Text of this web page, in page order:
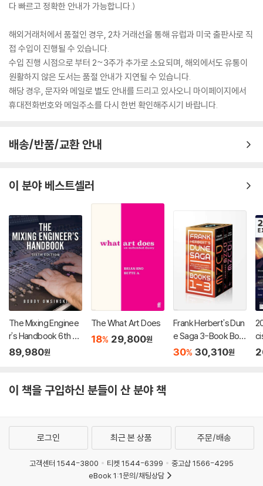
다 빠르고 정확한 안내가 가능합니다.)
해외거래처에서 품절인 경우, 2차 거래선을 통해 유럽과 미국 출판사로 직
접 수입이 진행될 수 있습니다.
수입 진행 시점으로 부터 2~3주가 추가로 소요되며, 해외에서도 유통이
원활하지 않은 도서는 품절 안내가 지연될 수 있습니다.
해당 경우, 문자와 메일로 별도 안내를 드리고 있사오니 마이페이지에서
휴대전화번호와 메일주소를 다시 한번 확인해주시기 바랍니다.
배송/반품/교환 안내
이 분야 베스트셀러
The Mixing Enginee
r's Handbook 6th Ed
ition
89,980원
The What Art Does
18% 29,800원
Frank Herbert's Dun
e Saga 3-Book Box
ed Set: Dune, Dune
30% 30,310원
이 책을 구입하신 분들이 산 분야 책
로그인 최근 본 상품 주문/배송
고객센터 1544-3800 티켓 1544-6399
중고샵 1566-4295
eBook 1:1문의/채팅상담